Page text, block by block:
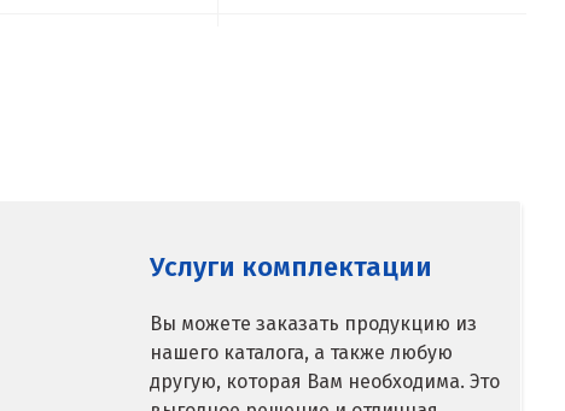
Ульяновск
Услуги комплектации
Вы можете заказать продукцию из
нашего каталога, а также любую
другую, которая Вам необходима. Это